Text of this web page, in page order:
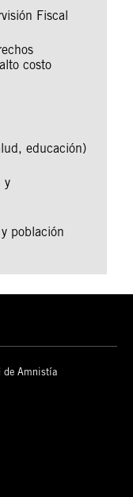
Fiscal
costo
educación)
y
población
de Amnistía